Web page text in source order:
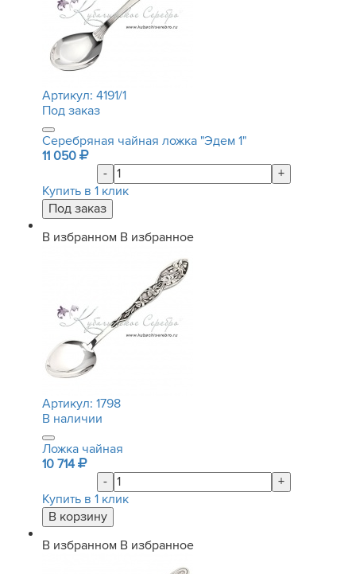
Артикул: 4191/1
Под заказ
Серебряная чайная ложка "Эдем 1"
11 050
-
+
Купить в 1 клик
В избранном В избранное
Артикул: 1798
В наличии
Ложка чайная
10 714
-
+
Купить в 1 клик
В избранном В избранное